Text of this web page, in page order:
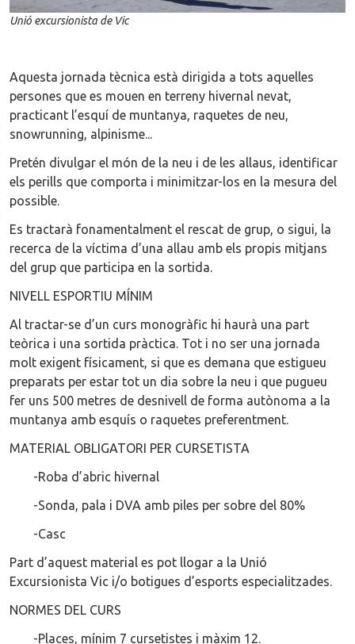
Unió excursionista de Vic
Aquesta jornada tècnica està dirigida a tots aquelles
persones que es mouen en terreny hivernal nevat,
practicant l’esquí de muntanya, raquetes de neu,
snowrunning, alpinisme...
Pretén divulgar el món de la neu i de les allaus, identificar
els perills que comporta i minimitzar-los en la mesura del
possible.
Es tractarà fonamentalment el rescat de grup, o sigui, la
recerca de la víctima d’una allau amb els propis mitjans
del grup que participa en la sortida.
NIVELL ESPORTIU MÍNIM
Al tractar-se d’un curs monogràfic hi haurà una part
teòrica i una sortida pràctica. Tot i no ser una jornada
molt exigent físicament, si que es demana que estigueu
preparats per estar tot un dia sobre la neu i que pugueu
fer uns 500 metres de desnivell de forma autònoma a la
muntanya amb esquís o raquetes preferentment.
MATERIAL OBLIGATORI PER CURSETISTA
-Roba d’abric hivernal
-Sonda, pala i DVA amb piles per sobre del 80%
-Casc
Part d’aquest material es pot llogar a la Unió
Excursionista Vic i/o botigues d’esports especialitzades.
NORMES DEL CURS
-Places, mínim 7 cursetistes i màxim 12.